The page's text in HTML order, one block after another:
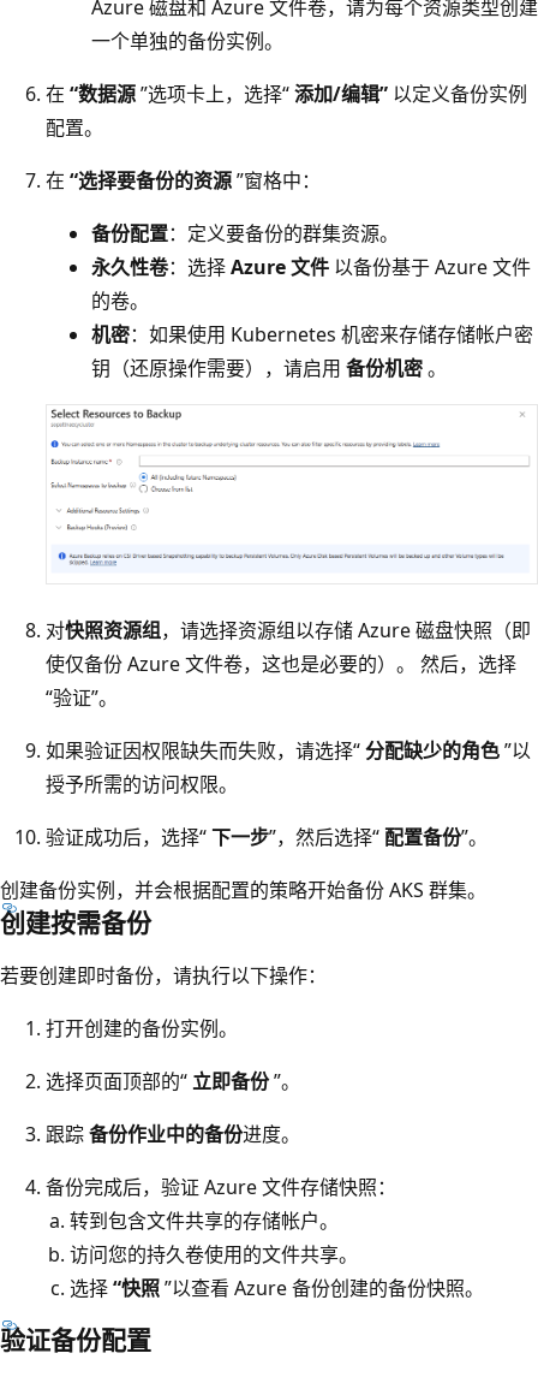
Azure 磁盘和 Azure 文件卷，请为每个资源类型创建
一个单独的备份实例。
在 “数据源”选项卡上，选择“添加/编辑” 以定义备份实例
配置。
在 “选择要备份的资源”窗格中：
备份配置：定义要备份的群集资源。
永久性卷：选择Azure 文件 以备份基于 Azure 文件
的卷。
机密：如果使用 Kubernetes 机密来存储存储帐户密
钥（还原操作需要），请启用 备份机密。
对快照资源组，请选择资源组以存储 Azure 磁盘快照（即
使仅备份 Azure 文件卷，这也是必要的）。 然后，选择
“验证”。
如果验证因权限缺失而失败，请选择“分配缺少的角色”以
授予所需的访问权限。
验证成功后，选择“下一步”，然后选择“ 配置备份”。
创建备份实例，并会根据配置的策略开始备份 AKS 群集。
创建按需备份
若要创建即时备份，请执行以下操作：
打开创建的备份实例。
选择页面顶部的“立即备份”。
跟踪备份作业中的备份进度。
备份完成后，验证 Azure 文件存储快照：
转到包含文件共享的存储帐户。
访问您的持久卷使用的文件共享。
选择“快照”以查看 Azure 备份创建的备份快照。
验证备份配置